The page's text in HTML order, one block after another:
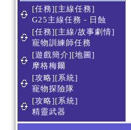
[任務][主線任務]
G25主線任務 - 日蝕
[任務][主線/故事劇情]
寵物訓練師任務
[遊戲簡介][地圖]
摩格梅爾
[攻略][系統]
寵物探險隊
[攻略][系統]
精靈武器